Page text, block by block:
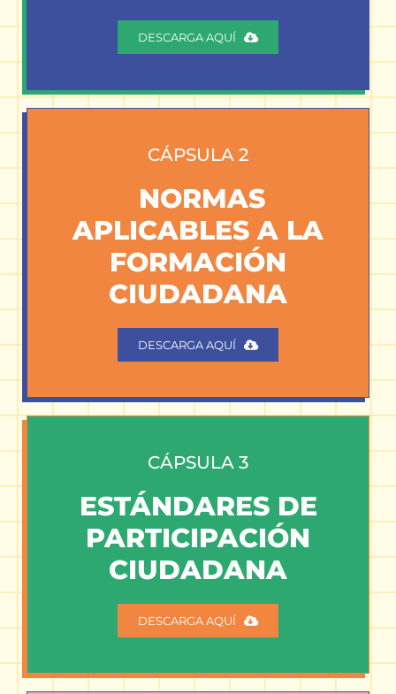
DESCARGA AQUÍ
CÁPSULA 2
NORMAS
APLICABLES A LA
FORMACIÓN
CIUDADANA
DESCARGA AQUÍ
CÁPSULA 3
ESTÁNDARES DE
PARTICIPACIÓN
CIUDADANA
DESCARGA AQUÍ